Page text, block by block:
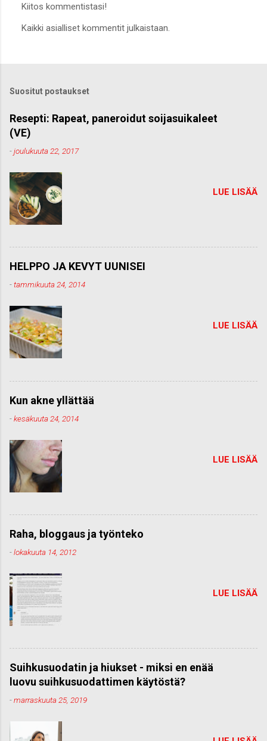
ä
o
m
e
n
t
Kiitos kommentistasi!
Kaikki asialliset kommentit julkaistaan.
Suositut postaukset
Resepti: Rapeat, paneroidut soijasuikaleet
(VE)
-joulukuuta 22, 2017
LUE LISÄÄ
HELPPO JA KEVYT UUNISEI
-tammikuuta 24, 2014
LUE LISÄÄ
Kun akne yllättää
-kesäkuuta 24, 2014
LUE LISÄÄ
Raha, bloggaus ja työnteko
-lokakuuta 14, 2012
LUE LISÄÄ
Suihkusuodatin ja hiukset - miksi en enää
luovu suihkusuodattimen käytöstä?
-marraskuuta 25, 2019